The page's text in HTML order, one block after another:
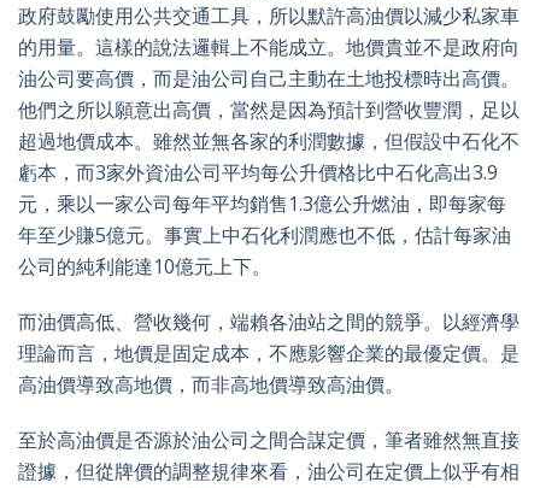
政府鼓勵使用公共交通工具，所以默許高油價以減少私家車
的用量。這樣的說法邏輯上不能成立。地價貴並不是政府向
油公司要高價，而是油公司自己主動在土地投標時出高價。
他們之所以願意出高價，當然是因為預計到營收豐潤，足以
超過地價成本。雖然並無各家的利潤數據，但假設中石化不
虧本，而3家外資油公司平均每公升價格比中石化高出3.9
元，乘以一家公司每年平均銷售1.3億公升燃油，即每家每
年至少賺5億元。事實上中石化利潤應也不低，估計每家油
公司的純利能達10億元上下。
而油價高低、營收幾何，端賴各油站之間的競爭。以經濟學
理論而言，地價是固定成本，不應影響企業的最優定價。是
高油價導致高地價，而非高地價導致高油價。
至於高油價是否源於油公司之間合謀定價，筆者雖然無直接
證據，但從牌價的調整規律來看，油公司在定價上似乎有相